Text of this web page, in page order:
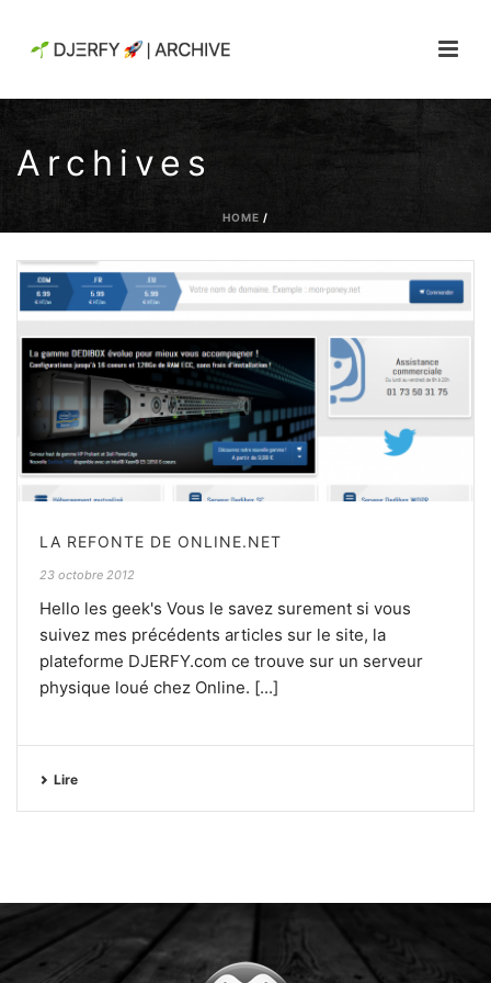
Archives
HOME /
LA REFONTE DE ONLINE.NET
23 octobre 2012
Hello les geek's Vous le savez surement si vous
suivez mes précédents articles sur le site, la
plateforme DJERFY.com ce trouve sur un serveur
physique loué chez Online. [...]
Lire